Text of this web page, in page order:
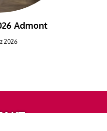
Admont
2026